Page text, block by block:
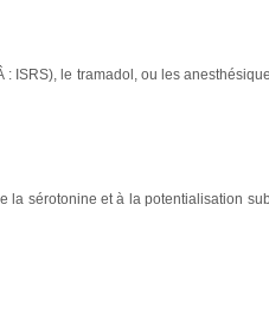
ISRS), le tramadol, ou les
sérotonine et à la potentialisation